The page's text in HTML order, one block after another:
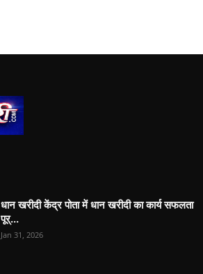
धान खरीदी केंद्र पोता में धान खरीदी का कार्य सफलता
पूर्...
Jan 31, 2026